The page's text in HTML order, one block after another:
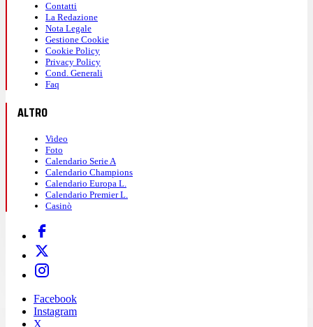
Contatti
La Redazione
Nota Legale
Gestione Cookie
Cookie Policy
Privacy Policy
Cond. Generali
Faq
ALTRO
Video
Foto
Calendario Serie A
Calendario Champions
Calendario Europa L.
Calendario Premier L.
Casinò
Facebook
Instagram
X